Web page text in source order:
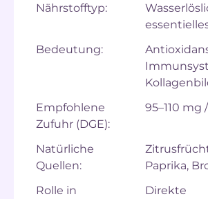
Nährstofftyp:
Bedeutung:
Empfohlene
Zufuhr (DGE):
95–110 mg
Natürliche
Quellen:
Paprika,
Rolle in
Direkte